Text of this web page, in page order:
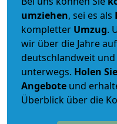
umziehen, sei es als
kompletter Umzug.
wir über die Jahre
deutschlandweit
unterwegs. Holen
Angebote und
Überblick über die